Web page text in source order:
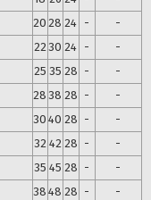
20 28 24 -
-
2230 24 -
-
25 35 28 -
-
28 38 28 -
-
30 40 28 -
-
32 42 28 -
-
35 45 28 -
-
38 48 28 -
-